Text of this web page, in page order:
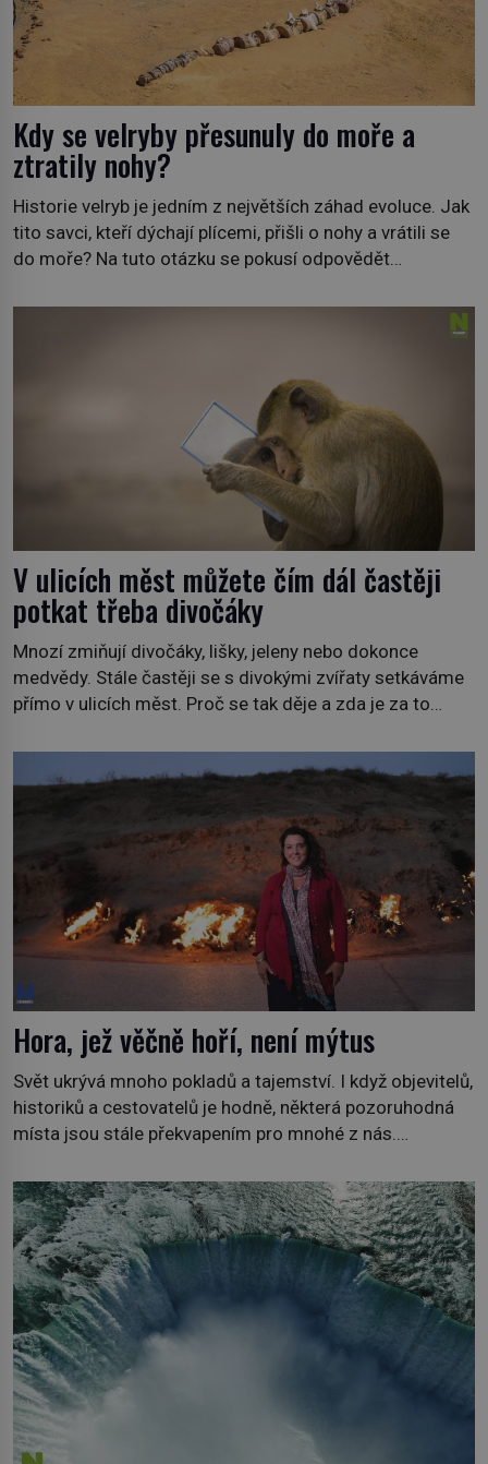
Kdy se velryby přesunuly do moře a
ztratily nohy?
Historie velryb je jedním z největších záhad evoluce. Jak
tito savci, kteří dýchají plícemi, přišli o nohy a vrátili se
do moře? Na tuto otázku se pokusí odpovědět
premiéru ve čtvrtek 29. února ve 20:00 na televizní
V ulicích měst můžete čím dál častěji
potkat třeba divočáky
Mnozí zmiňují divočáky, lišky, jeleny nebo dokonce
medvědy. Stále častěji se s divokými zvířaty setkáváme
přímo v ulicích měst. Proč se tak děje a zda je za to
jiných. My se raději podíváme do jiných zemí a
prozkoumáme, jaká další zvířata po celém světě se
Hora, jež věčně hoří, není mýtus
Svět ukrývá mnoho pokladů a tajemství. I když objevitelů,
historiků a cestovatelů je hodně, některá pozoruhodná
místa jsou stále překvapením pro mnohé z nás.
Albánie či úchvatná atmosféra Kypru jsou jedny z míst,
která nám mají co nabídnout a vyprávět. Uznávaná
historička Bettany Hughes, se vydala prozkoumat
pozoruhodné úkazy, o kterých jste možná doposud
neslyšeli. Hora, […]